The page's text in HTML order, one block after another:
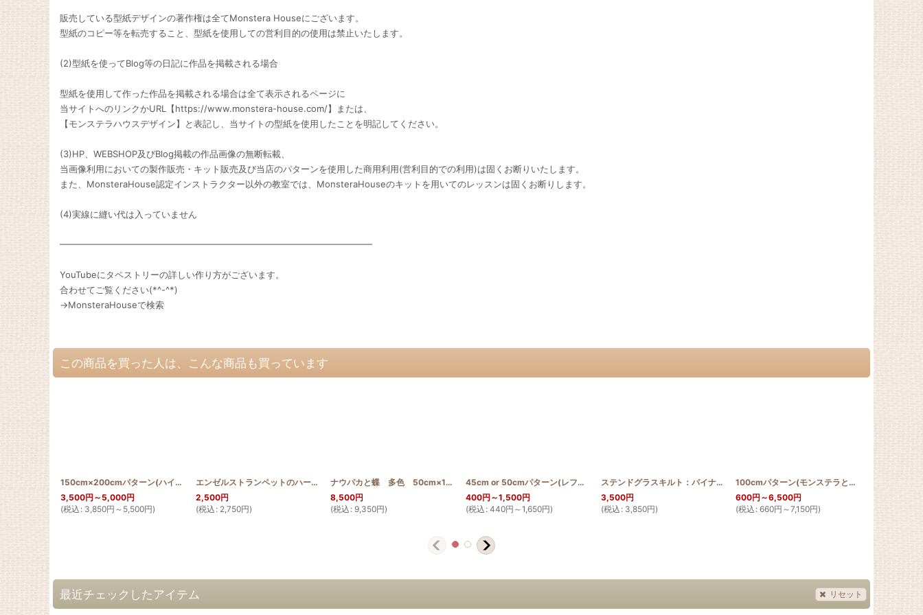
販売している型紙デザインの著作権は全てMonstera Houseにございます。
型紙のコピー等を転売すること、型紙を使用しての営利目的の使用は禁止いたします。
(2)型紙を使ってBlog等の日記に作品を掲載される場合
型紙を使用して作った作品を掲載される場合は全て表示されるページに
当サイトへのリンクかURL【https://www.monstera-house.com/】または、
【モンステラハウスデザイン】と表記し、当サイトの型紙を使用したことを明記してください。
(3)HP、WEBSHOP及びBlog掲載の作品画像の無断転載、
当画像利用においての製作販売・キット販売及び当店のパターンを使用した商用利用(営利目的での利用)は固くお断りいたします。
また、MonsteraHouse認定インストラクター以外の教室では、MonsteraHouseのキットを用いてのレッスンは固くお断りします。
(4)実線に縫い代は入っていません
━━━━━━━━━━━━━━━━━━━━━━━━━━━━━━━━━━━
YouTubeにタペストリーの詳しい作り方がございます。
合わせてご覧ください(*^-^*)
→MonsteraHouseで検索
この商品を買った人は、こんな商品も買っています
150cm×200cmパターン(ハイビスカスとグァバ) [PATTERN_T150_200_HIB_GUA]
3,500円 ～5,000円
(税込 : 3,850円 ～5,500円)
エンゼルストランペットのハーフティッシュBOX HQHALFT_ANG1]
2,500円
(税込 : 2,750円)
ナウパカと蝶 多色 50cm×100cm [HQT_50_100_NAU]
8,500円
(税込 : 9,350円)
45cm or 50cmパターン(レフア2) PATTERN_T50_LEF2]
400円 ～1,500円
(税込 : 440円 ～1,650円)
ステンドグラスキルト：パイナップルのソーイングケース [SGQ_SW_PINE
3,500円
(税込 : 3,850円)
100cmパターン(モンステラとハイビスカスとプルメリア)
600円 ～6,500円
(税込 : 660円 ～7,150円)
最近チェックしたアイテム リセット